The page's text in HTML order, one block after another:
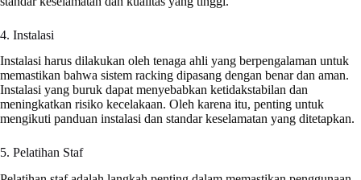
4. Instalasi
Instalasi harus dilakukan oleh tenaga ahli yang berpengalaman untuk
memastikan bahwa sistem racking dipasang dengan benar dan aman.
Instalasi yang buruk dapat menyebabkan ketidakstabilan dan
meningkatkan risiko kecelakaan. Oleh karena itu, penting untuk
mengikuti panduan instalasi dan standar keselamatan yang ditetapkan.
5. Pelatihan Staf